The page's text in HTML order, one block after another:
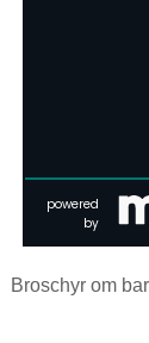
Broschyr om